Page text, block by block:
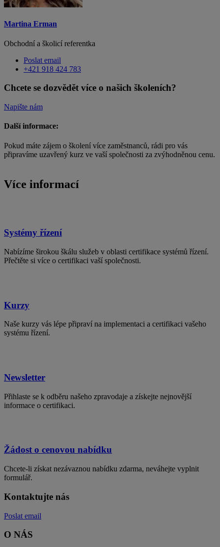
Martina Erman
Obchodní a školicí referentka
Poslat email
+421 918 424 783
Chcete se dozvědět více o našich školeních?
Napište nám
Další informace:
Pokud máte zájem o školení více zaměstnanců, rádi pro vás
připravíme uzavřený kurz ve vaší společnosti za zvýhodněnou cenu.
Více informací
Systémy řízení
Nabízíme širokou škálu služeb v oblasti certifikace systémů řízení.
Přečtěte si více o certifikaci vaší společnosti.
Kurzy
Naše kurzy vás lépe připraví na implementaci a certifikaci vašeho
systému řízení.
Newsletter
Přihlaste se k odběru našeho zpravodaje a získejte nejnovější
informace o certifikaci.
Žádost o cenovou nabídku
Chcete-li získat nezávaznou nabídku zdarma, neváhejte vyplnit
formulář.
Kontaktujte nás
Poslat email
O NÁS